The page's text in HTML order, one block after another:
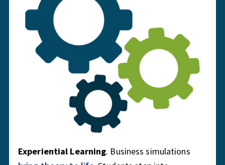
Experiential Learning. Business simulations